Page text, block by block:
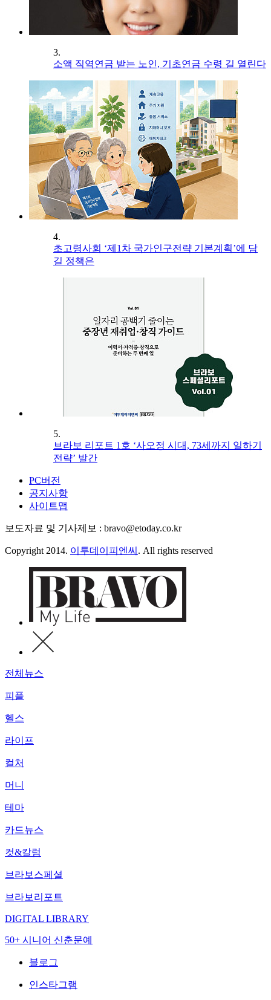
3.
소액 직역연금 받는 노인, 기초연금 수령 길 열린다
4.
초고령사회 ‘제1차 국가인구전략 기본계획’에 담
길 정책은
5.
브라보 리포트 1호 ‘사오정 시대, 73세까지 일하기
전략’ 발간
PC버전
공지사항
사이트맵
보도자료 및 기사제보 : bravo@etoday.co.kr
Copyright 2014. 이투데이피엔씨 . All rights reserved
전체뉴스
피플
헬스
라이프
컬처
머니
테마
카드뉴스
컷&칼럼
브라보스페셜
브라보리포트
DIGITAL LIBRARY
50+ 시니어 신춘문예
블로그
인스타그램